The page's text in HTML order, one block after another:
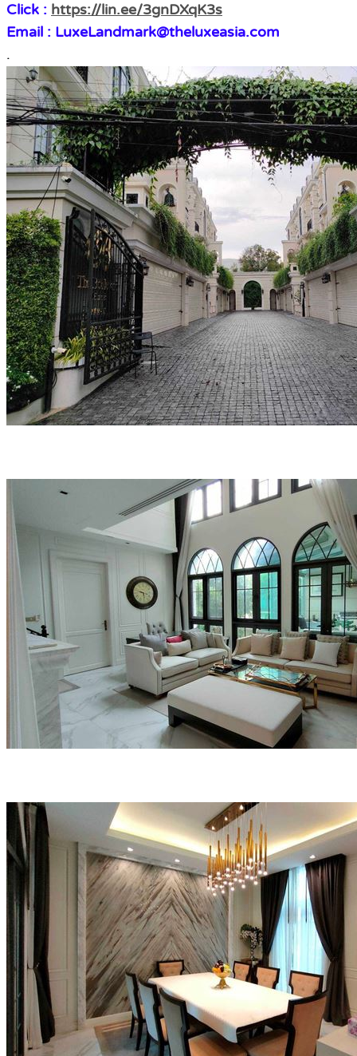
Click : https://lin.ee/3gnDXqK3s
Email : LuxeLandmark@theluxeasia.com
.